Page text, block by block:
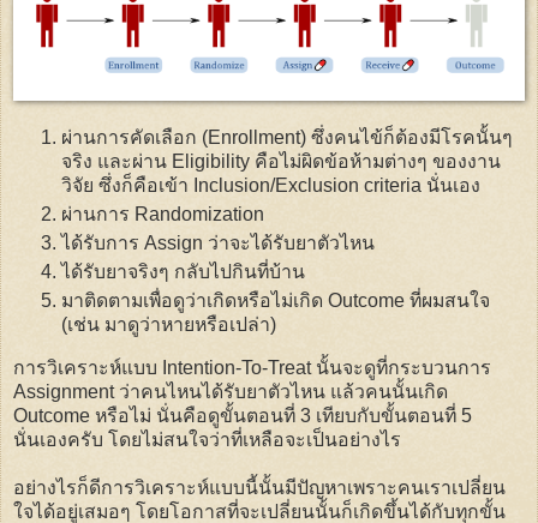
ผ่านการคัดเลือก (Enrollment) ซึ่งคนไข้ก็ต้องมีโรคนั้นๆ
จริง และผ่าน Eligibility คือไม่ผิดข้อห้ามต่างๆ ของงาน
วิจัย ซึ่งก็คือเข้า Inclusion/Exclusion criteria นั่นเอง
ผ่านการ Randomization
ได้รับการ Assign ว่าจะได้รับยาตัวไหน
ได้รับยาจริงๆ กลับไปกินที่บ้าน
มาติดตามเพื่อดูว่าเกิดหรือไม่เกิด Outcome ที่ผมสนใจ
(เช่น มาดูว่าหายหรือเปล่า)
การวิเคราะห์แบบ Intention-To-Treat นั้นจะดูที่กระบวนการ
Assignment ว่าคนไหนได้รับยาตัวไหน แล้วคนนั้นเกิด
Outcome หรือไม่ นั่นคือดูขั้นตอนที่ 3 เทียบกับขั้นตอนที่ 5
นั่นเองครับ โดยไม่สนใจว่าที่เหลือจะเป็นอย่างไร
อย่างไรก็ดีการวิเคราะห์แบบนี้นั้นมีปัญหาเพราะคนเราเปลี่ยน
ใจได้อยู่เสมอๆ โดยโอกาสที่จะเปลี่ยนนั้นก็เกิดขึ้นได้กับทุกขั้น